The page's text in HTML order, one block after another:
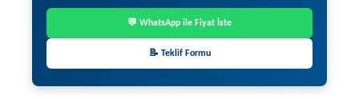
💬 WhatsApp ile Fiyat İste
📝 Teklif Formu